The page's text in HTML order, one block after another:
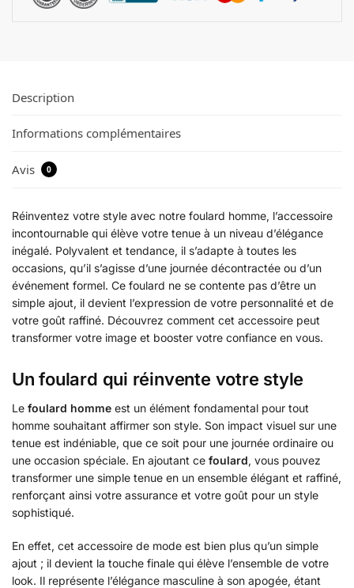
Description
Informations complémentaires
Avis 0
Réinventez votre style avec notre foulard homme, l’accessoire
incontournable qui élève votre tenue à un niveau d’élégance
inégalé. Polyvalent et tendance, il s’adapte à toutes les
occasions, qu’il s’agisse d’une journée décontractée ou d’un
événement formel. Ce foulard ne se contente pas d’être un
simple ajout, il devient l’expression de votre personnalité et de
votre goût raffiné. Découvrez comment cet accessoire peut
transformer votre image et booster votre confiance en vous.
Un foulard qui réinvente votre style
Le foulard homme est un élément fondamental pour tout
homme souhaitant affirmer son style. Son impact visuel sur une
tenue est indéniable, que ce soit pour une journée ordinaire ou
une occasion spéciale. En ajoutant ce foulard, vous pouvez
transformer une simple tenue en un ensemble élégant et raffiné,
renforçant ainsi votre assurance et votre goût pour un style
sophistiqué.
En effet, cet accessoire de mode est bien plus qu’un simple
ajout ; il devient la touche finale qui élève l’ensemble de votre
look. Il représente l’élégance masculine à son apogée, étant